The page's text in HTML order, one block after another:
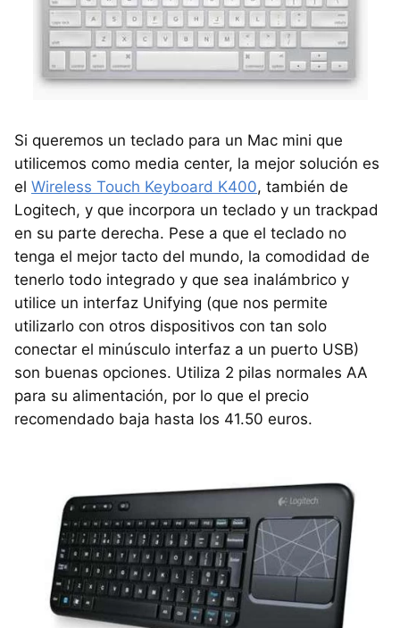
Si queremos un teclado para un Mac mini que
utilicemos como media center, la mejor solución es
el Wireless Touch Keyboard K400, también de
Logitech, y que incorpora un teclado y un trackpad
en su parte derecha. Pese a que el teclado no
tenga el mejor tacto del mundo, la comodidad de
tenerlo todo integrado y que sea inalámbrico y
utilice un interfaz Unifying (que nos permite
utilizarlo con otros dispositivos con tan solo
conectar el minúsculo interfaz a un puerto USB)
son buenas opciones. Utiliza 2 pilas normales AA
para su alimentación, por lo que el precio
recomendado baja hasta los 41.50 euros.